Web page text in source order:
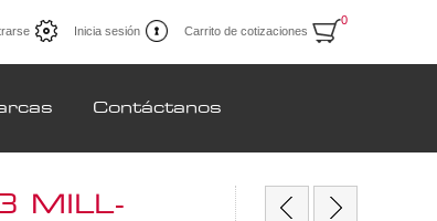
Inicia sesión Carrito de cotizaciones
0
Contáctanos
MILL-